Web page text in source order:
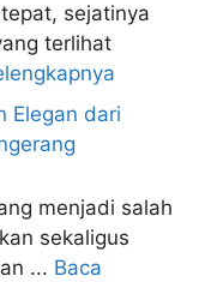
sejatinya
terlihat
Elegan dari
menjadi salah
sekaligus
... Baca